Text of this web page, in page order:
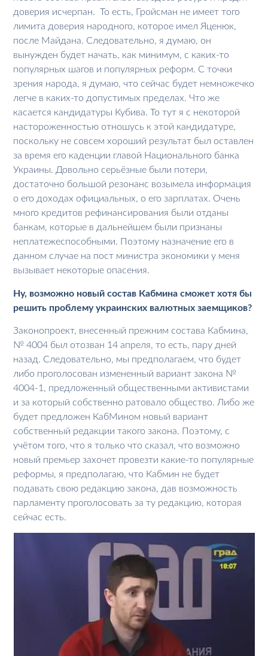
доверия исчерпан. То есть, Гройсман не имеет того
лимита доверия народного, которое имел Яценюк,
после Майдана. Следовательно, я думаю, он
вынужден будет начать, как минимум, с каких-то
популярных шагов и популярных реформ. С точки
зрения народа, я думаю, что сейчас будет немножечко
легче в каких-то допустимых пределах. Что же
касается кандидатуры Кубива. То тут я с некоторой
настороженностью отношусь к этой кандидатуре,
поскольку не совсем хороший результат был оставлен
за время его каденции главой Национального банка
Украины. Довольно серьёзные были потери,
достаточно большой резонанс возымела информация
о его доходах официальных, о его зарплатах. Очень
много кредитов рефинансирования были отданы
банкам, которые в дальнейшем были признаны
неплатежеспособными. Поэтому назначение его в
данном случае на пост министра экономики у меня
вызывает некоторые опасения.
Ну, возможно новый состав Кабмина сможет хотя бы
решить проблему украинских валютных заемщиков?
Законопроект, внесенный прежним состава Кабмина,
№ 4004 был отозван 14 апреля, то есть, пару дней
назад. Следовательно, мы предполагаем, что будет
либо проголосован измененный вариант закона №
4004-1, предложенный общественными активистами
и за который собственно ратовало общество. Либо же
будет предложен КабМином новый вариант
собственный редакции такого закона. Поэтому, с
учётом того, что я только что сказал, что возможно
новый премьер захочет провезти какие-то популярные
реформы, я предполагаю, что Кабмин не будет
подавать свою редакцию закона, дав возможность
парламенту проголосовать за ту редакцию, которая
сейчас есть.